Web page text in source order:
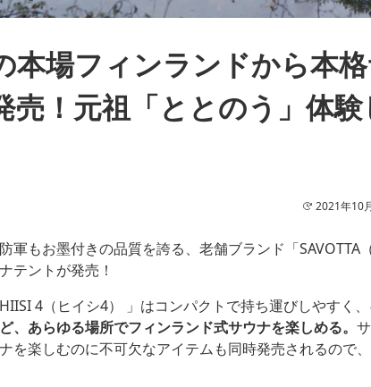
本場フィンランドから本
売！元祖「ととのう」体
2021年10
軍もお墨付きの品質を誇る、老舗ブランド「SAVOTTA
テントが発売！
4（ヒイシ4） 」はコンパクトで持ち運びしやすく、
、あらゆる場所でフィンランド式サウナを楽しめる。
を楽しむのに不可欠なアイテムも同時発売されるので